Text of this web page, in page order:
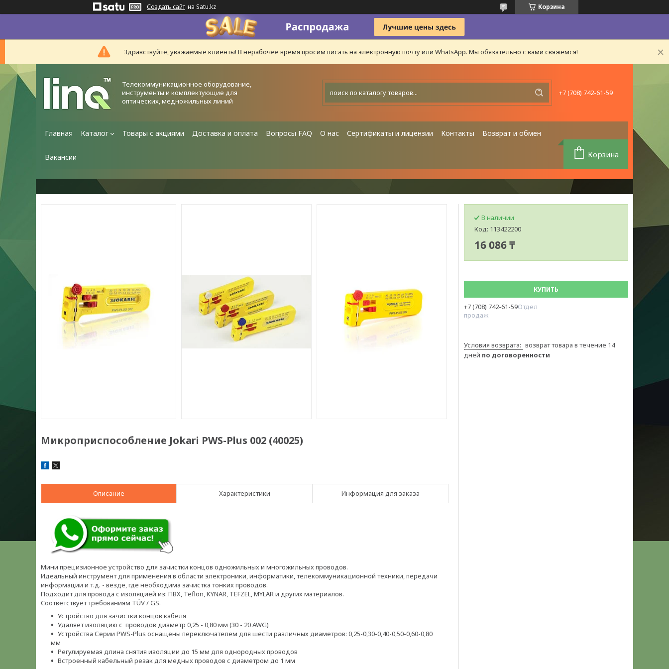
Создать сайт на Satu.kz Корзина
Здравствуйте, уважаемые клиенты! В нерабочее время просим писать на электронную почту или WhatsApp. Мы обязательно с вами свяжемся!
Телекоммуникационное оборудование,
инструменты и комплектующие для
оптических, медножильных линий
+7 (708) 742-61-59
Главная Каталог Товары с акциями Доставка и оплата Вопросы FAQ О нас Сертификаты и лицензии Контакты Возврат и обмен
Вакансии Корзина
Микроприспособление Jokari PWS-Plus 002 (40025)
Описание Характеристики Информация для заказа
Мини прецизионное устройство для зачистки концов одножильных и многожильных проводов.
Идеальный инструмент для применения в области электроники, информатики, телекоммуникационной техники, передачи
информации и т.д. - везде, где необходима зачистка тонких проводов.
Подходит для провода с изоляцией из: ПВХ, Teflon, KYNAR, TEFZEL, MYLAR и других материалов.
Cоответствует требованиям TÜV / GS.
Устройство для зачистки концов кабеля
Удаляет изоляцию с проводов диаметр 0,25 - 0,80 мм (30 - 20 AWG)
Устройства Серии PWS-Plus оснащены переключателем для шести различных диаметров: 0,25-0,30-0,40-0,50-0,60-0,80
мм
Регулируемая длина снятия изоляции до 15 мм для однородных проводов
Встроенный кабельный резак для медных проводов с диаметром до 1 мм
В наличии
Код: 113422200
16 086 ₸
КУПИТЬ
+7 (708) 742-61-59Отдел
продаж
возврат товара в течение 14
дней по договоренности